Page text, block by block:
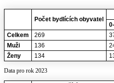
Počet bydlících obyvatel
Celkem
269
Muži
136
Ženy
134
Data pro rok 2023